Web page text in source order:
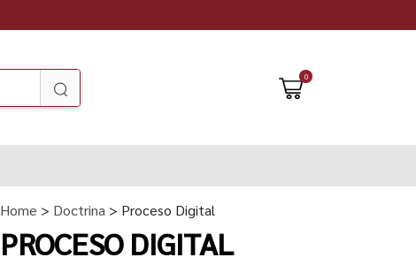
0
Home > Doctrina > Proceso Digital
PROCESO DIGITAL